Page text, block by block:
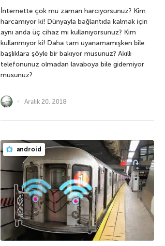
İnternette çok mu zaman harcıyorsunuz? Kim
harcamıyor ki! Dünyayla bağlantıda kalmak için
aynı anda üç cihaz mı kullanıyorsunuz? Kim
kullanmıyor ki! Daha tam uyanamamışken bile
başlıklara şöyle bir bakıyor musunuz? Akıllı
telefonunuz olmadan lavaboya bile gidemiyor
musunuz?
Aralık 20, 2018
android